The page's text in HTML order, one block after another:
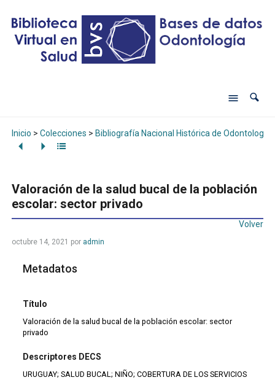
Inicio > Colecciones > Bibliografía Nacional Histórica de Odontología
Valoración de la salud bucal de la población
escolar: sector privado
Volver
octubre 14, 2021 por admin
Metadatos
Título
Valoración de la salud bucal de la población escolar: sector
privado
Descriptores DECS
URUGUAY; SALUD BUCAL; NIÑO; COBERTURA DE LOS SERVICIOS